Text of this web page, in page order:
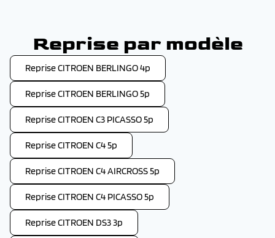
Reprise par modèle
Reprise CITROEN BERLINGO 4p
Reprise CITROEN BERLINGO 5p
Reprise CITROEN C3 PICASSO 5p
Reprise CITROEN C4 5p
Reprise CITROEN C4 AIRCROSS 5p
Reprise CITROEN C4 PICASSO 5p
Reprise CITROEN DS3 3p